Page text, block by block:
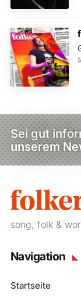
Sei gut
unserem
song, folk &
Navigation
Startseite